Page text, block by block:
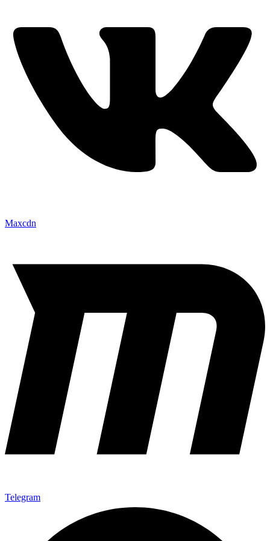
Maxcdn
Telegram